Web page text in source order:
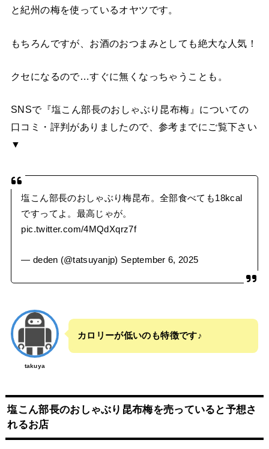
と紀州の梅を使っているオヤツです。
もちろんですが、お酒のおつまみとしても絶大な人気！
クセになるので…すぐに無くなっちゃうことも。
SNSで『塩こん部長のおしゃぶり昆布梅』についての
口コミ・評判がありましたので、参考までにご覧下さい
▼
塩こん部長のおしゃぶり梅昆布。全部食べても18kcal
ですってよ。最高じゃが。
pic.twitter.com/4MQdXqrz7f
— deden (@tatsuyanjp) September 6, 2025
takuya
カロリーが低いのも特徴です♪
塩こん部長のおしゃぶり昆布梅を売っていると予想さ
れるお店